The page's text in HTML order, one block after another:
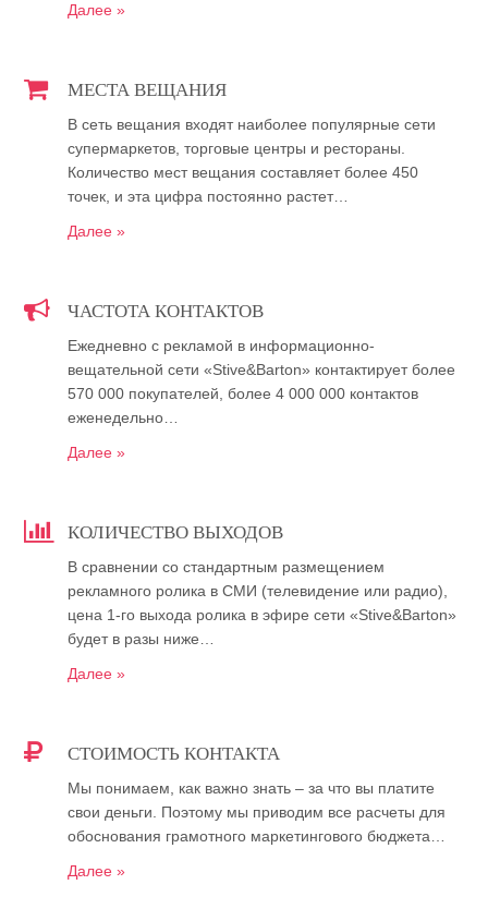
Далее »
МЕСТА ВЕЩАНИЯ
В сеть вещания входят наиболее популярные сети
супермаркетов, торговые центры и рестораны.
Количество мест вещания составляет более 450
точек, и эта цифра постоянно растет…
Далее »
ЧАСТОТА КОНТАКТОВ
Ежедневно с рекламой в информационно-
вещательной сети «Stive&Barton» контактирует более
570 000 покупателей, более 4 000 000 контактов
еженедельно…
Далее »
КОЛИЧЕСТВО ВЫХОДОВ
В сравнении со стандартным размещением
рекламного ролика в СМИ (телевидение или радио),
цена 1-го выхода ролика в эфире сети «Stive&Barton»
будет в разы ниже…
Далее »
СТОИМОСТЬ КОНТАКТА
Мы понимаем, как важно знать – за что вы платите
свои деньги. Поэтому мы приводим все расчеты для
обоснования грамотного маркетингового бюджета…
Далее »